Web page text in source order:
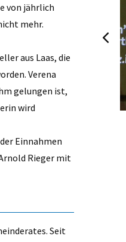
von jährlich
mehr.
aus Laas, die
Verena
gelungen ist,
wird
Einnahmen
Rieger mit
Seit